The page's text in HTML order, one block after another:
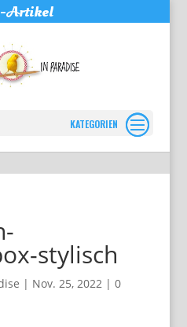
Artikel
stylisch
| Nov. 25, 2022| 0